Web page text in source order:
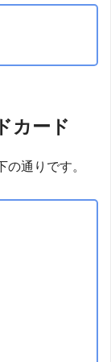
カード
通りです。